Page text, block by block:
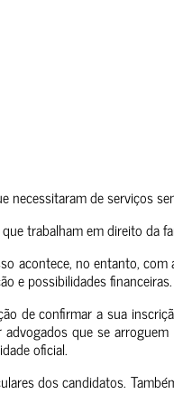
de serviços
trabalham em direito da
acontece, no entanto,
e possibilidades financeiras.
de confirmar a sua
que se
oficial.
dos candidatos.